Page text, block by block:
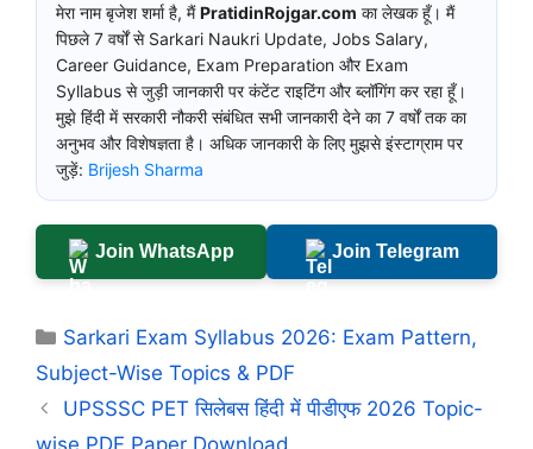
मेरा नाम बृजेश शर्मा है, मैंPratidinRojgar.com का लेखक हूँ। मैं
पिछले 7 वर्षों से Sarkari Naukri Update, Jobs Salary,
Career Guidance, Exam Preparation और Exam
Syllabus से जुड़ी जानकारी पर कंटेंट राइटिंग और ब्लॉगिंग कर रहा हूँ।
मुझे हिंदी में सरकारी नौकरी संबंधित सभी जानकारी देने का 7 वर्षों तक का
अनुभव और विशेषज्ञता है। अधिक जानकारी के लिए मुझसे इंस्टाग्राम पर
जुड़ें: Brijesh Sharma
Join WhatsApp Join Telegram
Categories
Sarkari Exam Syllabus 2026: Exam Pattern,
Subject-Wise Topics & PDF
UPSSSC PET सिलेबस हिंदी में पीडीएफ 2026 Topic-
wise PDF Paper Download